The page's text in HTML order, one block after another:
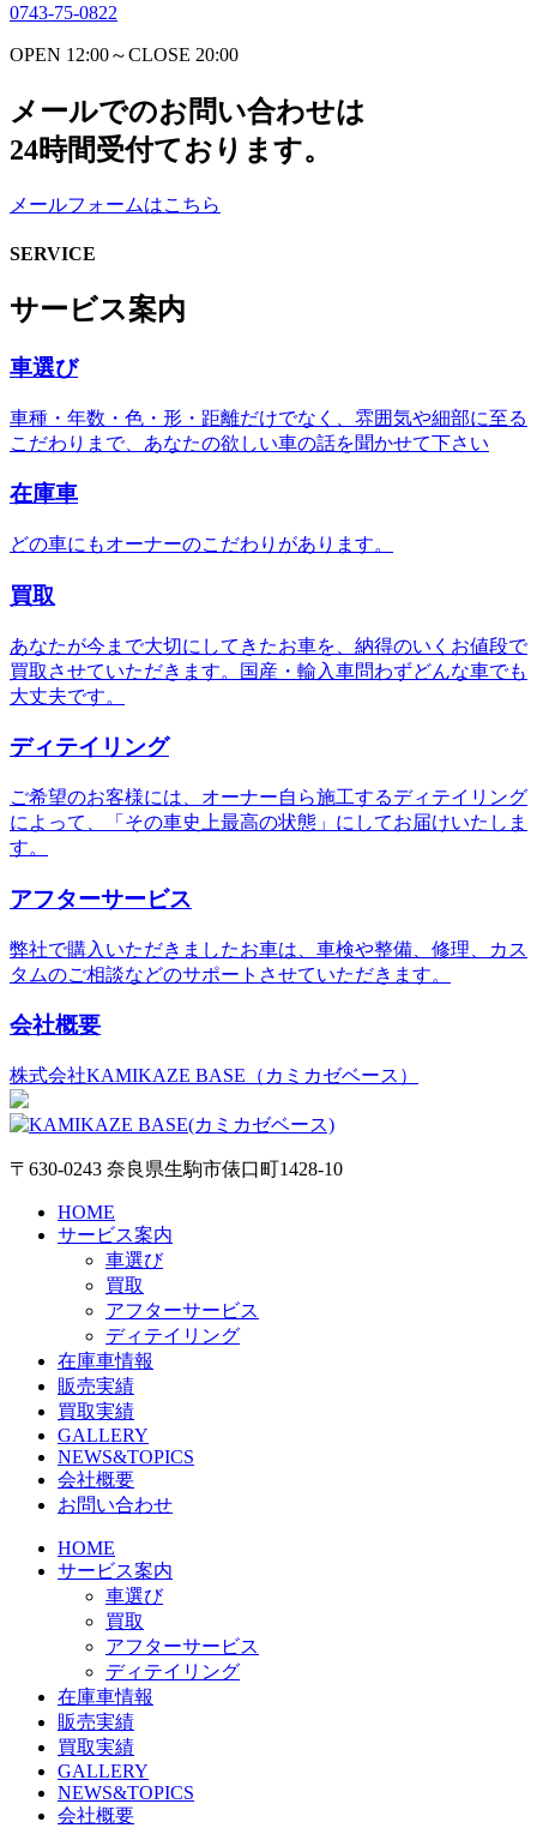
0743-75-0822
OPEN 12:00～CLOSE 20:00
メールでのお問い合わせは
24時間受付ております。
メールフォームはこちら
SERVICE
サービス案内
車選び
車種・年数・色・形・距離だけでなく、雰囲気や細部に至る
こだわりまで、あなたの欲しい車の話を聞かせて下さい
在庫車
どの車にもオーナーのこだわりがあります。
買取
あなたが今まで大切にしてきたお車を、納得のいくお値段で
買取させていただきます。国産・輸入車問わずどんな車でも
大丈夫です。
ディテイリング
ご希望のお客様には、オーナー自ら施工するディテイリング
によって、「その車史上最高の状態」にしてお届けいたしま
す。
アフターサービス
弊社で購入いただきましたお車は、車検や整備、修理、カス
タムのご相談などのサポートさせていただきます。
会社概要
株式会社KAMIKAZE BASE（カミカゼベース）
〒630-0243 奈良県生駒市俵口町1428-10
HOME
サービス案内
車選び
買取
アフターサービス
ディテイリング
在庫車情報
販売実績
買取実績
GALLERY
NEWS&TOPICS
会社概要
お問い合わせ
HOME
サービス案内
車選び
買取
アフターサービス
ディテイリング
在庫車情報
販売実績
買取実績
GALLERY
NEWS&TOPICS
会社概要